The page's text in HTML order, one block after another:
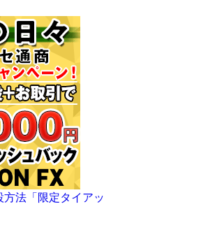
法「限定タイアッ